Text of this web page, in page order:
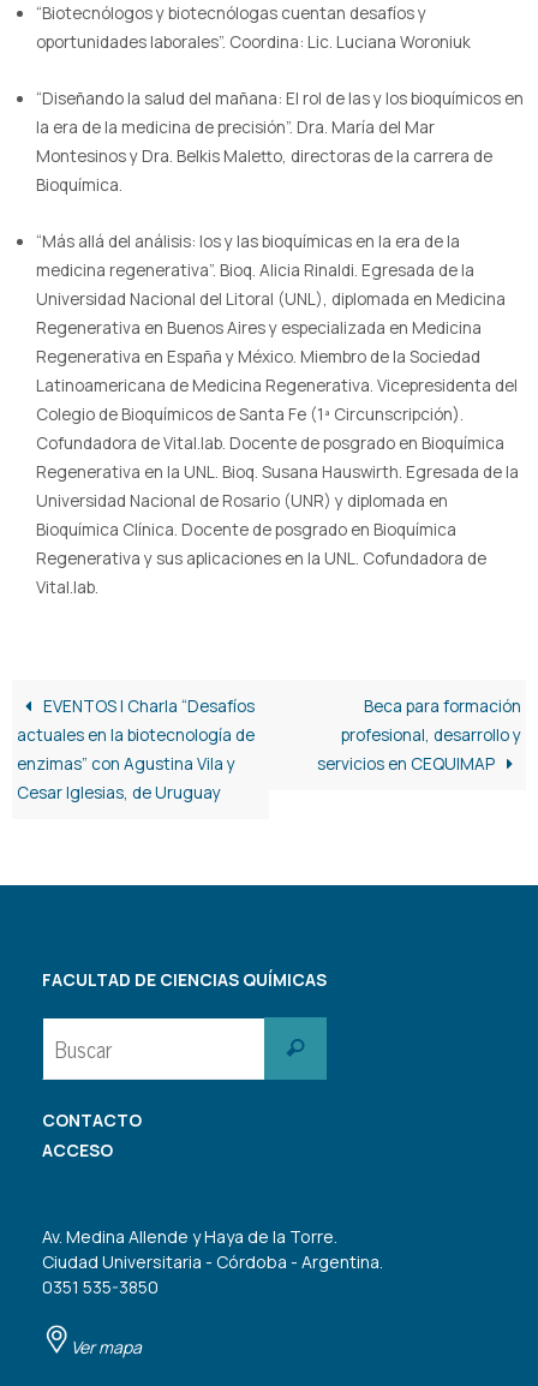
“Biotecnólogos y biotecnólogas cuentan desafíos y
oportunidades laborales”. Coordina: Lic. Luciana Woroniuk
“Diseñando la salud del mañana: El rol de las y los bioquímicos en
la era de la medicina de precisión”. Dra. María del Mar
Montesinos y Dra. Belkis Maletto, directoras de la carrera de
Bioquímica.
“Más allá del análisis: los y las bioquímicas en la era de la
medicina regenerativa”. Bioq. Alicia Rinaldi. Egresada de la
Universidad Nacional del Litoral (UNL), diplomada en Medicina
Regenerativa en Buenos Aires y especializada en Medicina
Regenerativa en España y México. Miembro de la Sociedad
Latinoamericana de Medicina Regenerativa. Vicepresidenta del
Colegio de Bioquímicos de Santa Fe (1ª Circunscripción).
Cofundadora de Vital.lab. Docente de posgrado en Bioquímica
Regenerativa en la UNL. Bioq. Susana Hauswirth. Egresada de la
Universidad Nacional de Rosario (UNR) y diplomada en
Bioquímica Clínica. Docente de posgrado en Bioquímica
Regenerativa y sus aplicaciones en la UNL. Cofundadora de
Vital.lab.
EVENTOS | Charla “Desafíos
actuales en la biotecnología de
enzimas” con Agustina Vila y
Cesar Iglesias, de Uruguay
Beca para formación
profesional, desarrollo y
servicios en CEQUIMAP
FACULTAD DE CIENCIAS QUÍMICAS
Buscar
CONTACTO
ACCESO
Av. Medina Allende y Haya de la Torre.
Ciudad Universitaria - Córdoba - Argentina.
0351 535-3850
Ver mapa